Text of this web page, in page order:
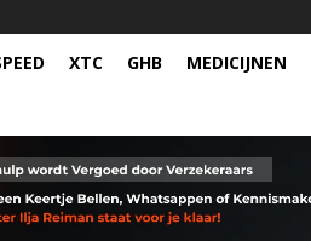
XTC GHB MEDICIJNEN